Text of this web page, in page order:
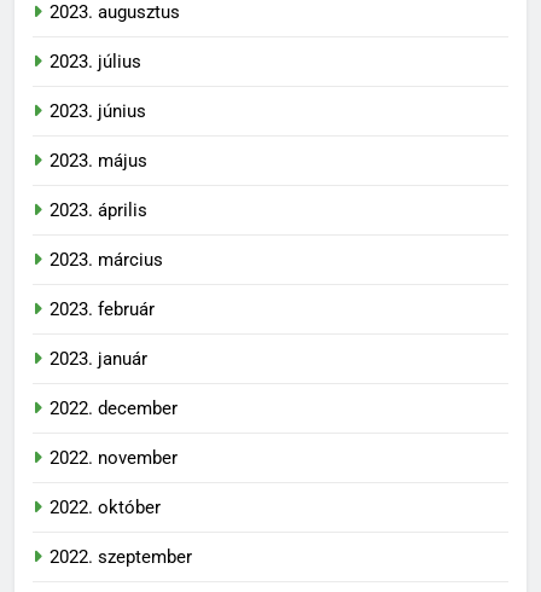
2023. augusztus
2023. július
2023. június
2023. május
2023. április
2023. március
2023. február
2023. január
2022. december
2022. november
2022. október
2022. szeptember